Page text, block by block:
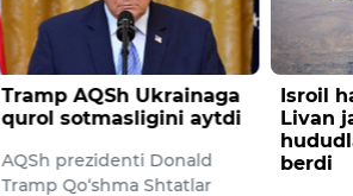
Isroil havo kuchlari
Livan janubidagi
berdi
bo‘ldi